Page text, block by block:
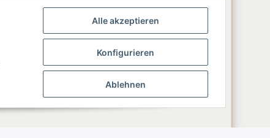
▶️ YouTube
📸 Instagram
💬 WhatsApp
Alle akzeptieren
Konfigurieren
Ablehnen